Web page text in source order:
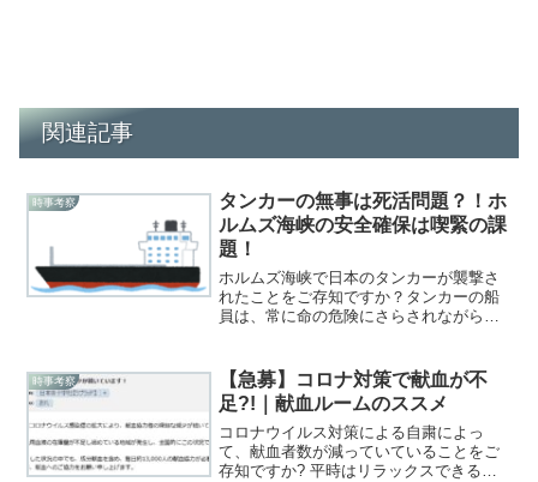
関連記事
時事考察
タンカーの無事は死活問題？！ホ
ルムズ海峡の安全確保は喫緊の課
題！
ホルムズ海峡で日本のタンカーが襲撃さ
れたことをご存知ですか？タンカーの船
員は、常に命の危険にさらされながらの
せるだけで、この問題は解決されるので
す。
時事考察
【急募】コロナ対策で献血が不
足?!｜献血ルームのススメ
コロナウイルス対策による自粛によっ
て、献血者数が減っていていることをご
存知ですか? 平時はリラックスできるス